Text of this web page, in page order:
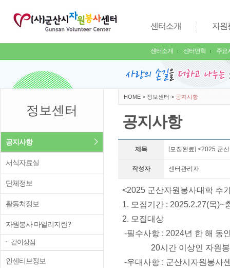
센터소개
센터소개 센터연혁 주요
자원
정보센터
공지사항
서식자료실
단체정보
활동처정보
자원봉사 마일리지란?
ㆍ 같이상점
인센티브정보
HOME > 정보센터 > 공지사항
공지사항
제목 [모집완료] <2025 군
작성자 센터관리자
<2025 군산자원봉사대학 추
1. 모집기간 : 2025.2.27(목)~
2. 모집대상
-필수사항 : 2024년 한 해 동
20시간 이상인 자원봉
-우대사항 : 군산시자원봉사